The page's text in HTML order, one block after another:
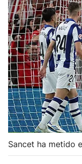
Herri-kirolak
Balonmano
Kirolak 360
Atletismo
Carreras de
Más deportes
Sancet ha metido